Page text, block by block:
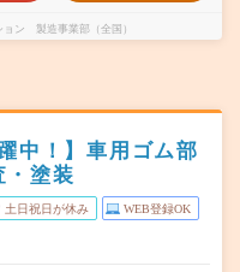
ン 製造事業部（全国）
中！】車用ゴム部
・塗装
土日祝日が休み WEB登録OK